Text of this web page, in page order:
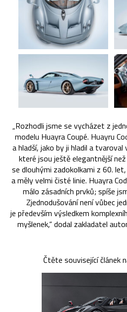
„Rozhodli jsme se vycházet z
modelu Huayra Coupé. Huayru
a hladší, jako by ji hladil a
které jsou ještě elegantnější
se dlouhými zadokolkami z 60.
a měly velmi čisté linie. Huayra
málo zásadních prvků; spíše
Zjednodušování není vůbec
je především výsledkem
myšlenek,“ dodal zakladatel
Čtěte související článek